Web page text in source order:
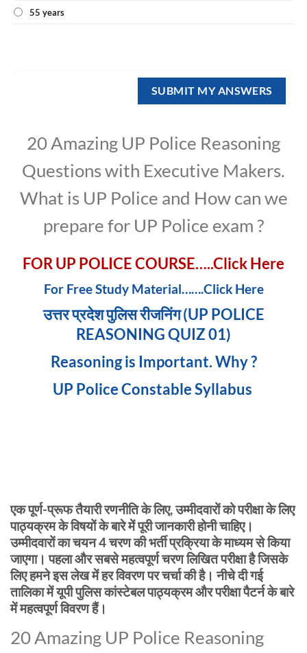
55 years
20 Amazing UP Police Reasoning
Questions with Executive Makers.
What is UP Police and How can we
prepare for UP Police exam ?
FOR UP POLICE COURSE…..Click Here
For Free Study Material…….Click Here
उत्तर प्रदेश पुलिस रीजनिंग (UP POLICE
REASONING QUIZ 01)
Reasoning is Important. Why ?
UP Police Constable Syllabus
एक पूर्ण-प्रूफ तैयारी रणनीति के लिए, उम्मीदवारों को परीक्षा के लिए
पाठ्यक्रम के विषयों के बारे में पूरी जानकारी होनी चाहिए।
उम्मीदवारों का चयन 4 चरण की भर्ती प्रक्रिया के माध्यम से किया
जाएगा। पहला और सबसे महत्वपूर्ण चरण लिखित परीक्षा है जिसके
लिए हमने इस लेख में हर विवरण पर चर्चा की है। नीचे दी गई
तालिका में यूपी पुलिस कांस्टेबल पाठ्यक्रम और परीक्षा पैटर्न के बारे
में महत्वपूर्ण विवरण हैं।
20 Amazing UP Police Reasoning